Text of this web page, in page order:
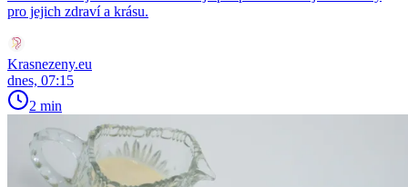
pro jejich zdraví a krásu.
Krasnezeny.eu
dnes, 07:15
2 min